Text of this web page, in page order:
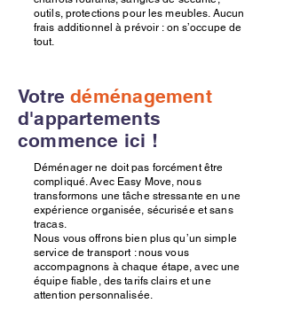
outils, protections pour les meubles. Aucun
frais additionnel à prévoir : on s’occupe de
tout.
Votredéménagement
d'appartements
commence ici !
Déménager ne doit pas forcément être
compliqué. Avec Easy Move, nous
transformons une tâche stressante en une
expérience organisée, sécurisée et sans
tracas.
Nous vous offrons bien plus qu’un simple
service de transport : nous vous
accompagnons à chaque étape, avec une
équipe fiable, des tarifs clairs et une
attention personnalisée.